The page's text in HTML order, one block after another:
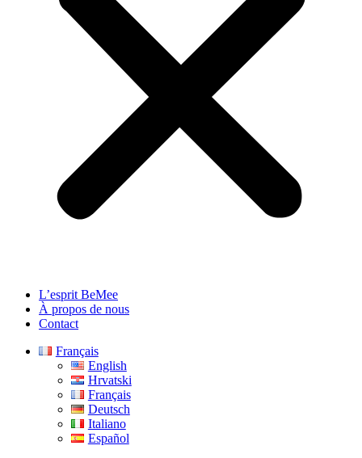
L’esprit BeMee
À propos de nous
Contact
Français
English
Hrvatski
Français
Deutsch
Italiano
Español